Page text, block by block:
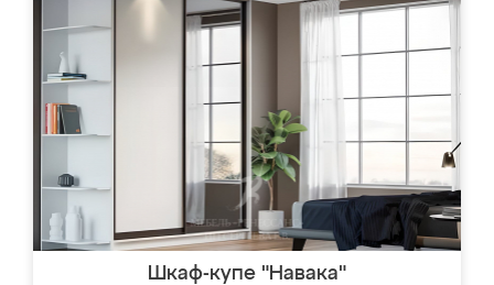
Шкаф-купе "Навака"